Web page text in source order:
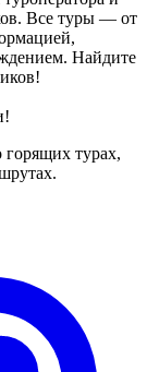
Все туры — от
Найдите
турах,